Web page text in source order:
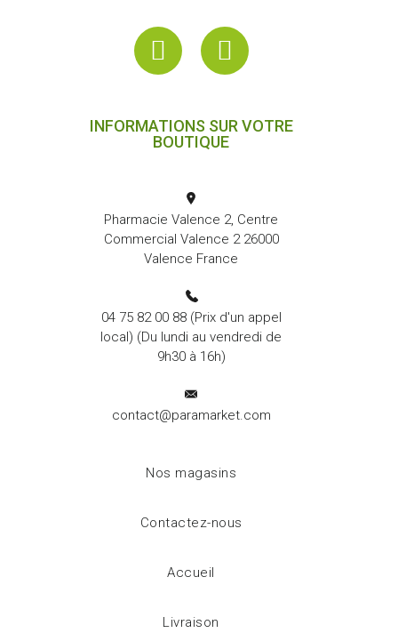
INFORMATIONS SUR VOTRE
BOUTIQUE
Pharmacie Valence 2, Centre
Commercial Valence 2 26000
Valence France
04 75 82 00 88(Prix d'un appel
local) (Du lundi au vendredi de
9h30 à 16h)
contact@paramarket.com
Nos magasins
Contactez-nous
Accueil
Livraison